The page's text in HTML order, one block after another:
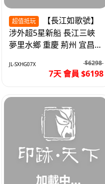
超值抵玩
涉外超5星新船 長江三峽
夢里水鄉 重慶 荊州 宜昌
JL-SXHG07X $6298
7天 會員 $6198